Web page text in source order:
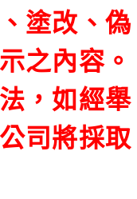
塗改、偽
之內容。
，如經舉
司將採取